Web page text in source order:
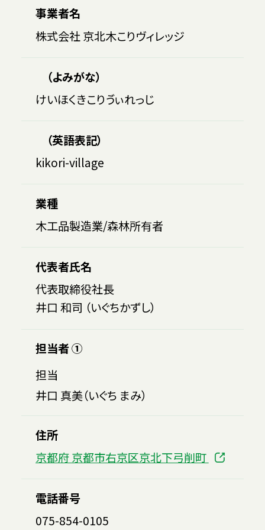
事業者名
株式会社 京北木こりヴィレッジ
（よみがな）
けいほくきこりゔぃれっじ
（英語表記）
kikori-village
業種
木工品製造業/森林所有者
代表者氏名
代表取締役社長
井口 和司 （いぐちかずし）
担当者 ①
担当
井口 真美（いぐち まみ）
住所
京都府 京都市右京区京北下弓削町
電話番号
075-854-0105